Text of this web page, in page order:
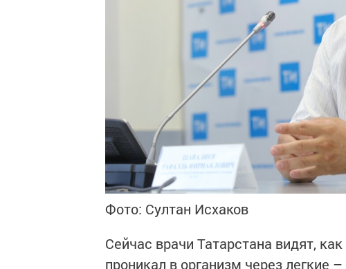
Фото: Султан Исхаков
Сейчас врачи Татарстана видят,
проникал в организм через легкие